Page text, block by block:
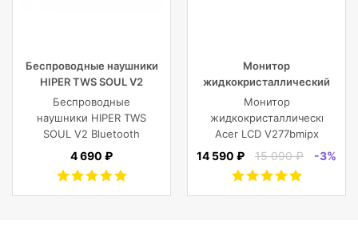
Беспроводные наушники
HIPER TWS SOUL V2
Bluetooth 5.0 гарнитура Li-
Pol 2x43mAh+380mAh,
черный
Беспроводные
наушники HIPER TWS
SOUL V2 Bluetooth
5.0 гарнитура Li-Pol
Черный
4 690 ₽
Монитор
жидкокристаллический
Acer LCD V277bmipx 27”
[16:9] 1920х1080(FHD) IPS
Монитор
жидкокристаллический
Acer LCD V277bmipx
27'' [16:9]
nonGLARE,
250cd/m2,
14 590 ₽ 15 090 ₽ -3%